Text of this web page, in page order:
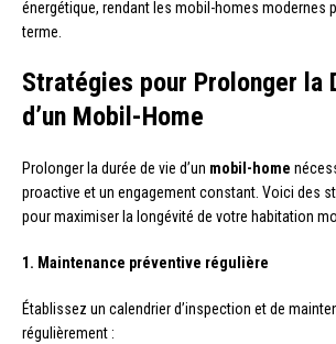
énergétique, rendant les mobil-homes modernes
terme.
Stratégies pour Prolonger la
d’un Mobil-Home
Prolonger la durée de vie d’un mobil-home
proactive et un engagement constant. Voici des
pour maximiser la longévité de votre habitation
1. Maintenance préventive régulière
Établissez un calendrier d’inspection et de
régulièrement :